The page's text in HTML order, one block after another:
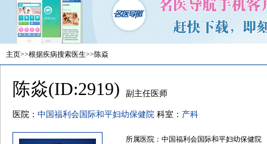
主页>>根据疾病搜索医生>>陈焱
陈焱(ID:2919) 副主任医师
医院： 中国福利会国际和平妇幼保健院 科室： 产科
所属医院：中国福利会国际和平妇幼保健院